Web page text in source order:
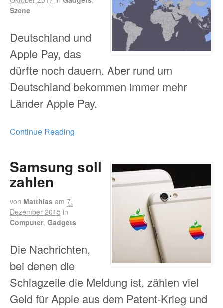
Szene
Deutschland und
Apple Pay, das
dürfte noch dauern. Aber rund um
Deutschland bekommen immer mehr
Länder Apple Pay.
Continue Reading
Samsung soll
zahlen
von Matthias am 7.
Dezember 2015 in
Computer, Gadgets
Die Nachrichten,
bei denen die
Schlagzeile die Meldung ist, zählen viel
Geld für Apple aus dem Patent-Krieg und